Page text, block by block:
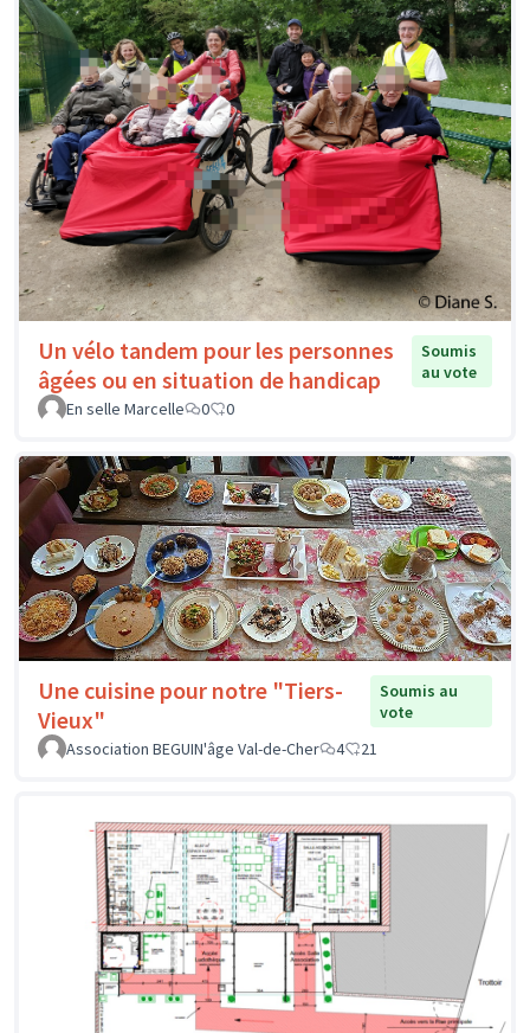
Un vélo tandem pour les personnes
âgées ou en situation de handicap
Soumis
au vote
En selle Marcelle
0 0
Une cuisine pour notre "Tiers-
Vieux"
Soumis au
vote
Association BEGUIN'âge Val-de-Cher
4 21